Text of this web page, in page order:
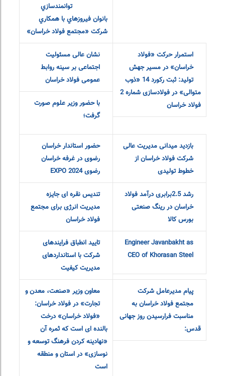
توانمندسازي
بانوان فيروزهاي با همکاري
شرکت «مجتمع فولاد خراسان»
استمرار حرکت «فولاد
خراسان» در مسیر جهش
تولید: ثبت رکورد 14 «ذوب
متوالی» در فولادسازی شماره 2
فولاد خراسان
نشان عالی مسئولیت
اجتماعی بر سینه روابط
عمومی فولاد خراسان
با حضور وزیر علوم صورت
گرفت؛
بازدید میدانی مدیریت عالی
شرکت فولاد خراسان از
خطوط تولیدی
حضور استاندار خراسان
رضوی در غرفه خراسان
رضوی EXPO 2024
رشد 2.5برابری درآمد فولاد
خراسان در رینگ صنعتی
بورس کالا
تندیس نقره ای جایزه
مدیریت انرژی برای مجتمع
فولاد خراسان
Engineer Javanbakht as
CEO of Khorasan Steel
تایید انطباق فرایندهای
شرکت با استانداردهای
مدیریت کیفیت
پیام مدیرعامل شرکت
مجتمع فولاد خراسان به
مناسبت فرارسیدن روز جهانی
قدس:
معاون وزیر «صنعت، معدن و
تجارت» در فولاد خراسان:
«فولاد خراسان» درخت
بالنده ای است که ثمره آن
«نهادینه کردن فرهنگ توسعه و
نوسازی» در استان و منطقه
است